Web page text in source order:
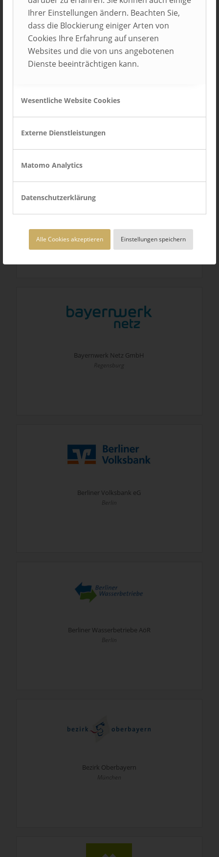
Ihrer Einstellungen ändern. Beachten Sie,
dass die Blockierung einiger Arten von
Cookies Ihre Erfahrung auf unseren
Websites und die von uns angebotenen
Dienste beeinträchtigen kann.
Wesentliche Website Cookies
Externe Dienstleistungen
Matomo Analytics
Datenschutzerklärung
Alle Cookies akzeptieren Einstellungen speichern
Leverkusen
Bayernwerk Netz GmbH
Regensburg
Berliner Volksbank eG
Berlin
Berliner Wasserbetriebe AöR
Berlin
Bezirk Oberbayern
München